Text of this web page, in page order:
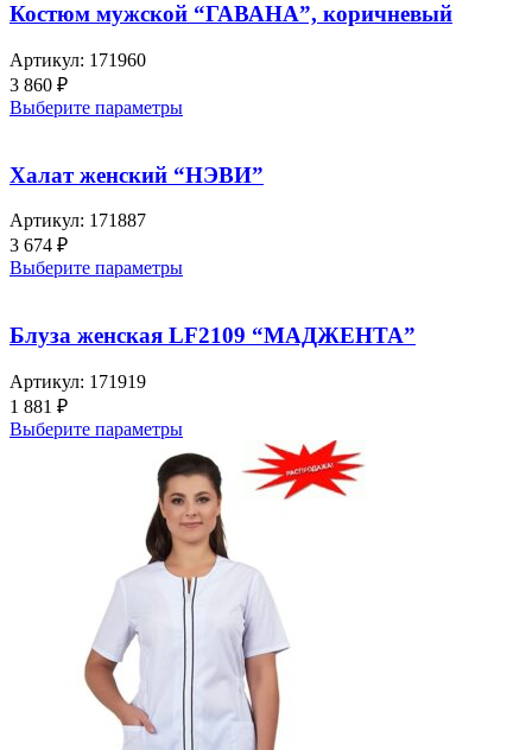
Костюм мужской “ГАВАНА”, коричневый
Артикул: 171960
3 860 ₽
Выберите параметры
Халат женский “НЭВИ”
Артикул: 171887
3 674 ₽
Выберите параметры
Блуза женская LF2109 “МАДЖЕНТА”
Артикул: 171919
1 881 ₽
Выберите параметры